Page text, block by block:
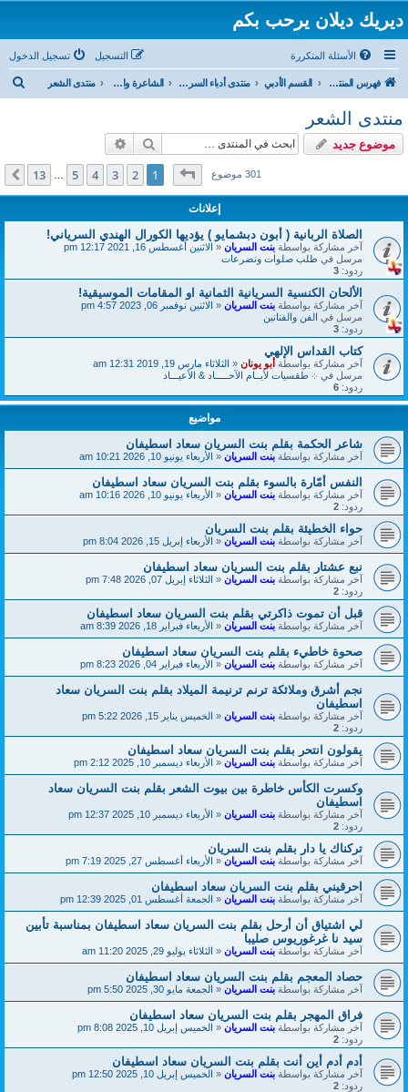
ديريك ديلان يرحب بكم
الأسئلة المتكررة تسجيل الدخول التسجيل
فهرس المنتدى القسم الأدبي منتدى أدباء السريان الشاعرة والاديبة السريانية بنت السريان منتدى الشعر
ب
منتدى الشعر
موضوع جديد بحث
301 موضوعصفحة1من13
1
2
3
4
5
13 التالي
إعلانات
الصلاة الربانية ( أبون دبشمايو ) يؤديها الكورال الهندي السرياني!
آخر مشاركة بواسطةبنت السريان«الاثنين أغسطس 16, 2021 12:17 pm
مرسل فيطلب صلوات وتضرعات
ردود: 3
الألحان الكنسية السريانية الثمانية او المقامات الموسيقية!
آخر مشاركة بواسطةبنت السريان«الاثنين نوفمبر 06, 2023 4:57 pm
مرسل فيالفن والفنانين
ردود: 3
كتاب القداس الإلهي
آخر مشاركة بواسطةأبو يونان«الثلاثاء مارس 19, 2019 12:31 am
مرسل في܀ طقسيات لأيــام الآحـــــاد & الأعيـــاد
ردود: 6
مواضيع
شاعر الحكمة بقلم بنت السريان سعاد اسطيفان
آخر مشاركة بواسطةبنت السريان«الأربعاء يونيو 10, 2026 10:21 am
النفس أمّارة بالسوء بقلم بنت السريان سعاد اسطيفان
آخر مشاركة بواسطةبنت السريان«الأربعاء يونيو 10, 2026 10:16 am
ردود: 2
حواء الخطيئة بقلم بنت السريان
آخر مشاركة بواسطةبنت السريان«الأربعاء إبريل 15, 2026 8:04 pm
نبع عشتار بقلم بنت السريان سعاد اسطيفان
آخر مشاركة بواسطةبنت السريان«الثلاثاء إبريل 07, 2026 7:48 pm
ردود: 2
قبل أن تموت ذاكرتي بقلم بنت السريان سعاد اسطيفان
آخر مشاركة بواسطةبنت السريان«الأربعاء فبراير 18, 2026 8:39 am
صحوة خاطيء بقلم بنت السريان سعاد اسطيفان
آخر مشاركة بواسطةبنت السريان«الأربعاء فبراير 04, 2026 8:23 pm
نجم أشرق وملائكة ترنم ترنيمة الميلاد بقلم بنت السريان سعاد
اسطيفان
آخر مشاركة بواسطةبنت السريان«الخميس يناير 15, 2026 5:22 pm
ردود: 2
يقولون انتحر بقلم بنت السريان سعاد اسطيفان
آخر مشاركة بواسطةبنت السريان«الأربعاء ديسمبر 10, 2025 2:12 pm
وكسرت الكأس خاطرة بين بيوت الشعر بقلم بنت السريان سعاد
اسطيفان
آخر مشاركة بواسطةبنت السريان«الأربعاء ديسمبر 10, 2025 12:37 pm
ردود: 2
تركناك يا دار بقلم بنت السريان
آخر مشاركة بواسطةبنت السريان«الأربعاء أغسطس 27, 2025 7:19 pm
احرقيني بقلم بنت السريان سعاد اسطيفان
آخر مشاركة بواسطةبنت السريان«الجمعة أغسطس 01, 2025 12:39 pm
لي اشتياق أن أرحل بقلم بنت السريان سعاد اسطيفان بمناسبة تأبين
سيد نا غرغوريوس صليبا
آخر مشاركة بواسطةبنت السريان«الثلاثاء يوليو 29, 2025 11:20 am
حصاد المعجم بقلم بنت السريان سعاد اسطيفان
آخر مشاركة بواسطةبنت السريان«الجمعة مايو 30, 2025 5:50 pm
فراق المهجر بقلم بنت السريان سعاد اسطيفان
آخر مشاركة بواسطةبنت السريان«الخميس إبريل 10, 2025 8:08 pm
ردود: 2
أدم أدم أين أنت بقلم بنت السريان سعاد اسطيفان
آخر مشاركة بواسطةبنت السريان«الخميس إبريل 10, 2025 12:50 pm
ردود: 2